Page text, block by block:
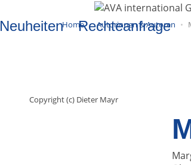
Neuheiten Rechteanfrage
Home Autorinnen & Autoren
Copyright (c) Dieter Mayr